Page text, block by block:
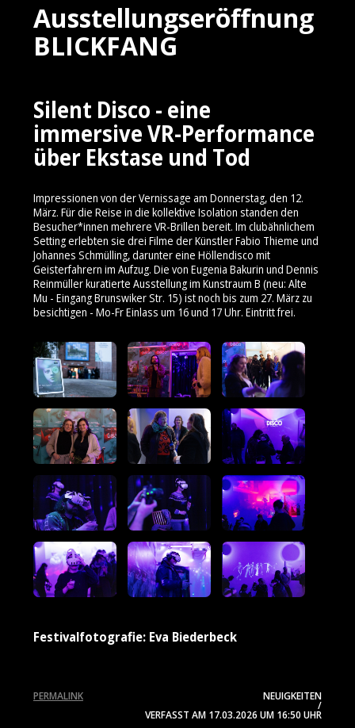
Ausstellungseröffnung
BLICKFANG
Silent Disco - eine
immersive VR-Performance
über Ekstase und Tod
Impressionen von der Vernissage am Donnerstag, den 12.
März. Für die Reise in die kollektive Isolation standen den
Besucher*innen mehrere VR-Brillen bereit. Im clubähnlichem
Setting erlebten sie drei Filme der Künstler Fabio Thieme und
Johannes Schmülling, darunter eine Höllendisco mit
Geisterfahrern im Aufzug. Die von Eugenia Bakurin und Dennis
Reinmüller kuratierte Ausstellung im Kunstraum B (neu: Alte
Mu - Eingang Brunswiker Str. 15) ist noch bis zum 27. März zu
besichtigen - Mo-Fr Einlass um 16 und 17 Uhr. Eintritt frei.
Festivalfotografie: Eva Biederbeck
NEUIGKEITEN
/
VERFASST AM 17.03.2026 UM 16:50 UHR
PERMALINK